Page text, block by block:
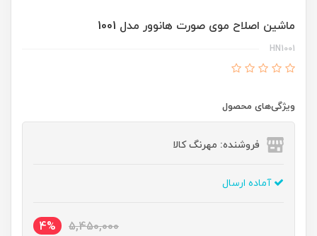
ماشین اصلاح موی صورت هانوور مدل 1001
HN1001
ویژگی‌های محصول
فروشنده: مهرنگ کالا
آماده ارسال
5,450,000
4%